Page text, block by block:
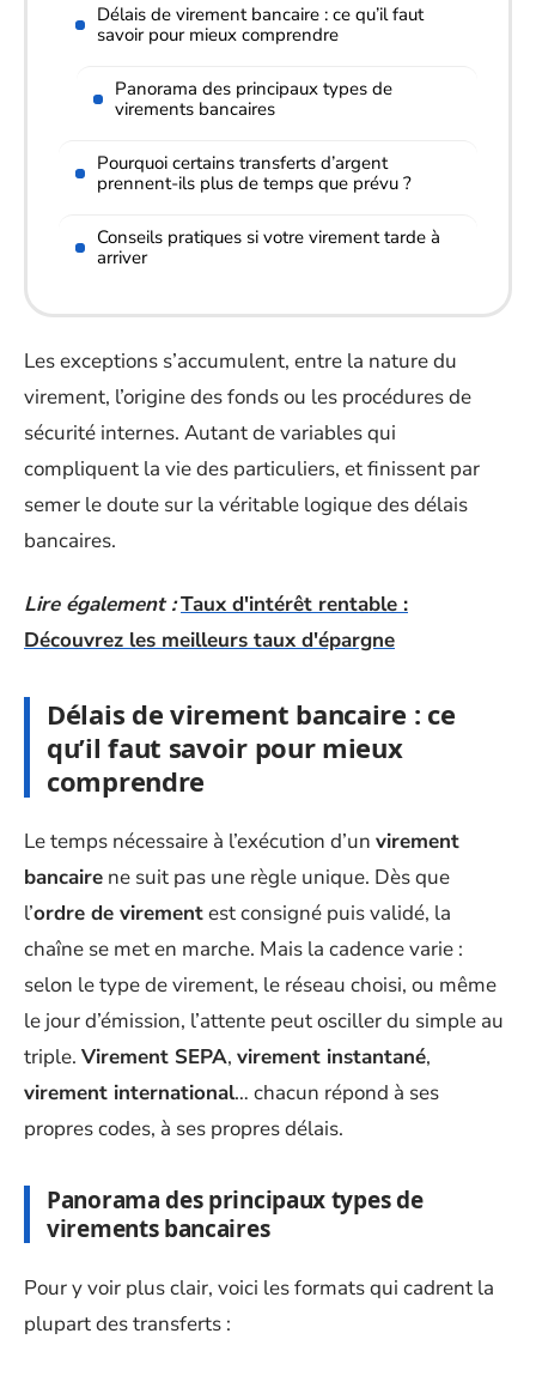
Délais de virement bancaire : ce qu’il faut
savoir pour mieux comprendre
Panorama des principaux types de
virements bancaires
Pourquoi certains transferts d’argent
prennent-ils plus de temps que prévu ?
Conseils pratiques si votre virement tarde à
arriver
Les exceptions s’accumulent, entre la nature du
virement, l’origine des fonds ou les procédures de
sécurité internes. Autant de variables qui
compliquent la vie des particuliers, et finissent par
semer le doute sur la véritable logique des délais
bancaires.
Lire également :Taux d'intérêt rentable :
Découvrez les meilleurs taux d'épargne
Délais de virement bancaire : ce
qu’il faut savoir pour mieux
comprendre
Le temps nécessaire à l’exécution d’un virement
bancaire ne suit pas une règle unique. Dès que
l’ordre de virementest consigné puis validé, la
chaîne se met en marche. Mais la cadence varie :
selon le type de virement, le réseau choisi, ou même
le jour d’émission, l’attente peut osciller du simple au
triple. Virement SEPA, virement instantané,
virement international… chacun répond à ses
propres codes, à ses propres délais.
Panorama des principaux types de
virements bancaires
Pour y voir plus clair, voici les formats qui cadrent la
plupart des transferts :